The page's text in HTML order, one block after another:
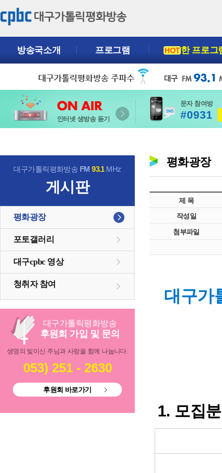
방송국소개 프로그램 HOT한 프로그
인터넷 생방송 듣기
문자 참여방
#0931
대구가톨릭평화방송 FM93.1MHz
게시판
평화광장
포토갤러리
대구cpbc 영상
청취자 참여
대구가톨릭평화방송
후원회 가입 및 문의
생명의 빛이신 주님과 사랑을 함께 나눕니다.
053) 251 - 2630
후원회 바로가기
평화광장
제 목
작성일
첨부파일
대구가
1. 모집